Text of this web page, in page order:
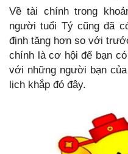
Về tài chính trong
người tuổi Tý cũng đã
định tăng hơn so với
chính là cơ hội để bạn
với những người bạn
lịch khắp đó đây.